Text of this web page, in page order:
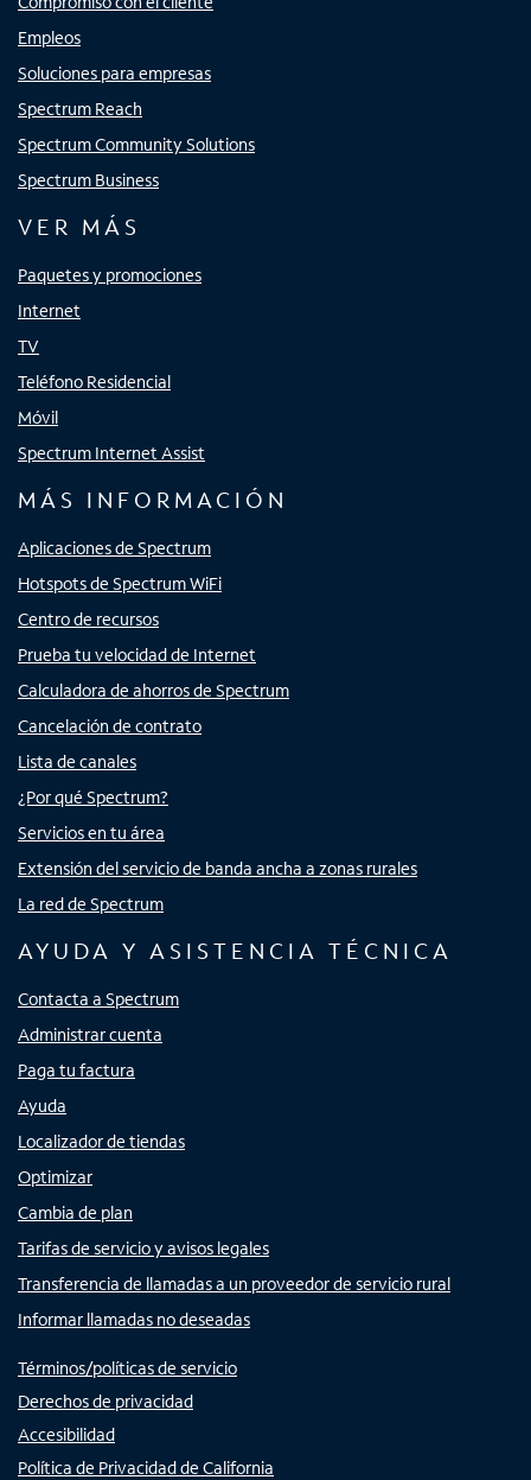
Empleos
Soluciones para empresas
Spectrum Reach
Spectrum Community Solutions
Spectrum Business
VER MÁS
Paquetes y promociones
Internet
TV
Teléfono Residencial
Móvil
Spectrum Internet Assist
MÁS INFORMACIÓN
Aplicaciones de Spectrum
Hotspots de Spectrum WiFi
Centro de recursos
Prueba tu velocidad de Internet
Calculadora de ahorros de Spectrum
Cancelación de contrato
Lista de canales
¿Por qué Spectrum?
Servicios en tu área
Extensión del servicio de banda ancha a zonas rurales
La red de Spectrum
AYUDA Y ASISTENCIA TÉCNICA
Contacta a Spectrum
Administrar cuenta
Paga tu factura
Ayuda
Localizador de tiendas
Optimizar
Cambia de plan
Tarifas de servicio y avisos legales
Transferencia de llamadas a un proveedor de servicio rural
Informar llamadas no deseadas
Términos/políticas de servicio
Derechos de privacidad
Accesibilidad
Política de Privacidad de California